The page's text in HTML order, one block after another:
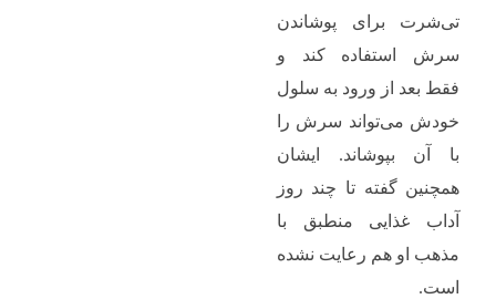
تی‌شرت برای پوشاندن
سرش استفاده کند و
فقط بعد از ورود به سلول
خودش می‌تواند سرش را
با آن بپوشاند. ایشان
همچنین گفته تا چند روز
آداب غذایی منطبق با
مذهب او هم رعایت نشده
است.